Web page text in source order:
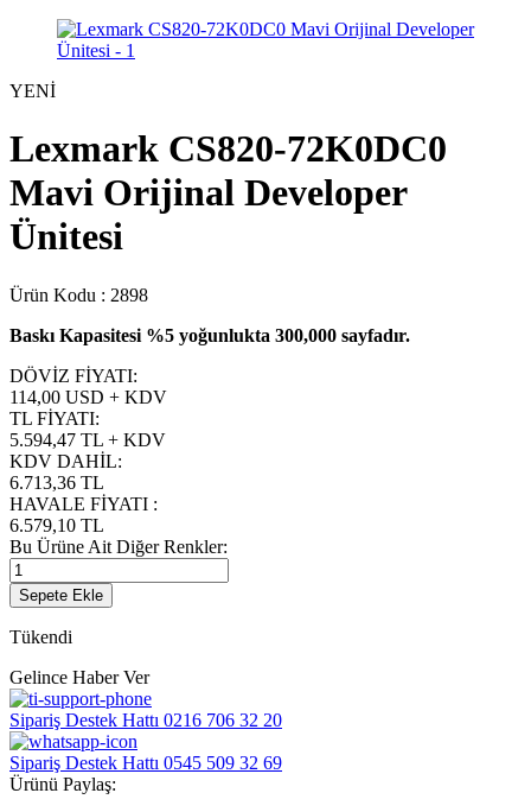
YENİ
Lexmark CS820-72K0DC0
Mavi Orijinal Developer
Ünitesi
Ürün Kodu : 2898
Baskı Kapasitesi %5 yoğunlukta 300,000 sayfadır.
DÖVİZ FİYATI:
114,00 USD + KDV
TL FİYATI:
5.594,47 TL + KDV
KDV DAHİL:
6.713,36 TL
HAVALE FİYATI :
6.579,10 TL
Bu Ürüne Ait Diğer Renkler:
Sepete Ekle
Tükendi
Gelince Haber Ver
Sipariş Destek Hattı 0216 706 32 20
Sipariş Destek Hattı 0545 509 32 69
Ürünü Paylaş: